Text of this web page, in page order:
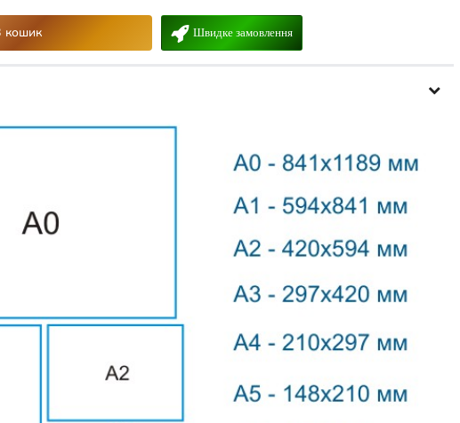
кошик Швидке замовлення